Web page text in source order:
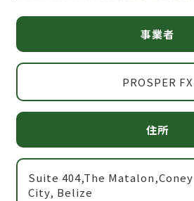
事業者
PROSPER FX
住所
Suite 404,The
City, Belize